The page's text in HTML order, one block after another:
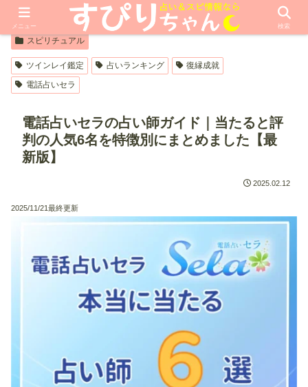
【PR】本ページはプロモーションが含まれています
スピリチュアル
ツインレイ鑑定 占いランキング
復縁成就
電話占いセラ
電話占いセラの占い師ガイド｜当たると評
判の人気6名を特徴別にまとめました【最
新版】
2025.02.12
2025/11/21最終更新
メニュー 検索